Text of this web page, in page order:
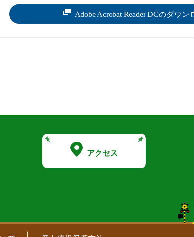
Adobe Acrobat Reader DCのダウ
アクセス